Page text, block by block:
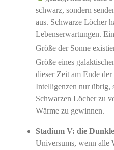
schwarz, sondern
aus. Schwarze Löcher
Lebenserwartungen.
Größe der Sonne
Größe eines
dieser Zeit am Ende
Intelligenzen nur übrig,
Schwarzen Löcher zu
Wärme zu gewinnen.
Stadium V: die
Universums, wenn alle